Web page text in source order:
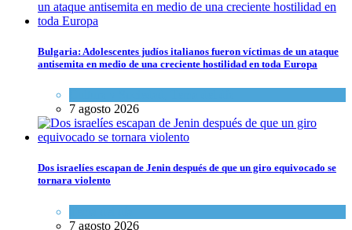
Bulgaria: Adolescentes judíos italianos fueron víctimas de un ataque
antisemita en medio de una creciente hostilidad en toda Europa
7 agosto 2026
Dos israelíes escapan de Jenin después de que un giro equivocado se
tornara violento
7 agosto 2026